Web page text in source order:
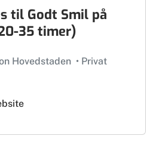
til Godt Smil på
35 timer)
Hovedstaden • Privat